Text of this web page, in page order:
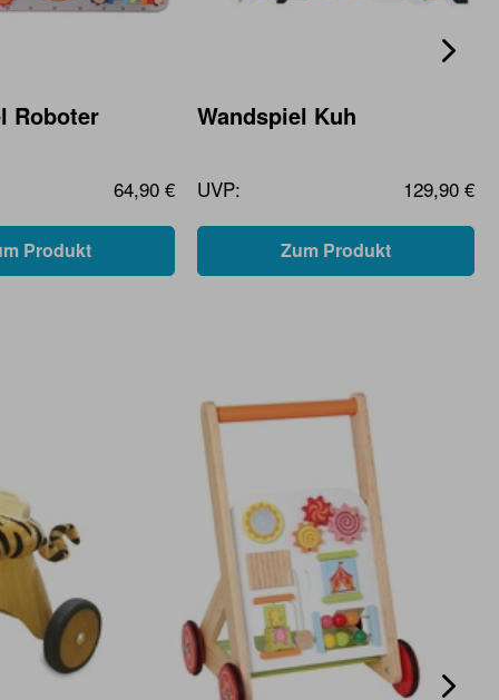
Roboter
64,90 €
Produkt
Wandspiel Kuh
UVP: 129,90 €
Zum Produkt